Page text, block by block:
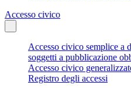
Accesso civico
Accesso civico semplice a
soggetti a pubblicazione
Accesso civico
Registro degli accessi